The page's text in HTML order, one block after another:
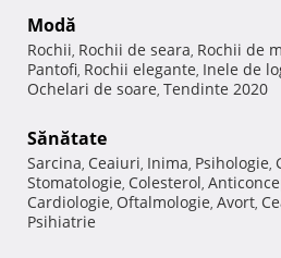
Modă
Rochii, Rochii de seara, Rochii de
Pantofi, Rochii elegante, Inele de
Ochelari de soare, Tendinte 2020
Sănătate
Sarcina, Ceaiuri, Inima, Psihologie,
Stomatologie, Colesterol,
Cardiologie, Oftalmologie, Avort,
Psihiatrie